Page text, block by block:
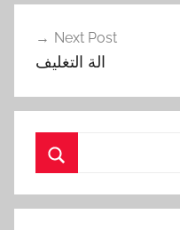
Next Post
الة التغليف